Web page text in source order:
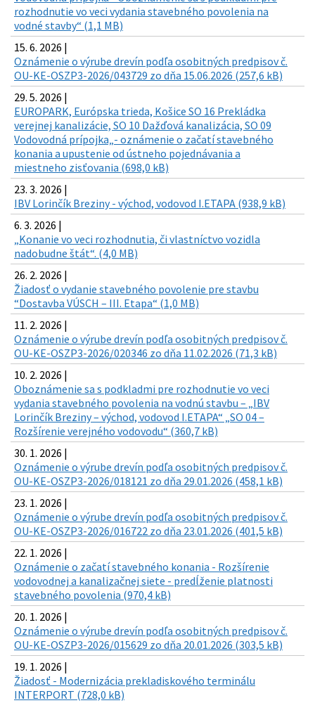
rozhodnutie vo veci vydania stavebného povolenia na
vodné stavby“ (1,1 MB)
15. 6. 2026 |
Oznámenie o výrube drevín podľa osobitných predpisov č.
OU-KE-OSZP3-2026/043729 zo dňa 15.06.2026 (257,6 kB)
29. 5. 2026 |
EUROPARK, Európska trieda, Košice SO 16 Prekládka
verejnej kanalizácie, SO 10 Dažďová kanalizácia, SO 09
Vodovodná prípojka„- oznámenie o začatí stavebného
konania a upustenie od ústneho pojednávania a
miestneho zisťovania (698,0 kB)
23. 3. 2026 |
IBV Lorinčík Breziny - východ, vodovod I.ETAPA (938,9 kB)
6. 3. 2026 |
„Konanie vo veci rozhodnutia, či vlastníctvo vozidla
nadobudne štát“. (4,0 MB)
26. 2. 2026 |
Žiadosť o vydanie stavebného povolenie pre stavbu
“Dostavba VÚSCH – III. Etapa“ (1,0 MB)
11. 2. 2026 |
Oznámenie o výrube drevín podľa osobitných predpisov č.
OU-KE-OSZP3-2026/020346 zo dňa 11.02.2026 (71,3 kB)
10. 2. 2026 |
Oboznámenie sa s podkladmi pre rozhodnutie vo veci
vydania stavebného povolenia na vodnú stavbu – „IBV
Lorinčík Breziny – východ, vodovod I.ETAPA“ „SO 04 –
Rozšírenie verejného vodovodu“ (360,7 kB)
30. 1. 2026 |
Oznámenie o výrube drevín podľa osobitných predpisov č.
OU-KE-OSZP3-2026/018121 zo dňa 29.01.2026 (458,1 kB)
23. 1. 2026 |
Oznámenie o výrube drevín podľa osobitných predpisov č.
OU-KE-OSZP3-2026/016722 zo dňa 23.01.2026 (401,5 kB)
22. 1. 2026 |
Oznámenie o začatí stavebného konania - Rozšírenie
vodovodnej a kanalizačnej siete - predĺženie platnosti
stavebného povolenia (970,4 kB)
20. 1. 2026 |
Oznámenie o výrube drevín podľa osobitných predpisov č.
OU-KE-OSZP3-2026/015629 zo dňa 20.01.2026 (303,5 kB)
19. 1. 2026 |
Žiadosť - Modernizácia prekladiskového terminálu
INTERPORT (728,0 kB)